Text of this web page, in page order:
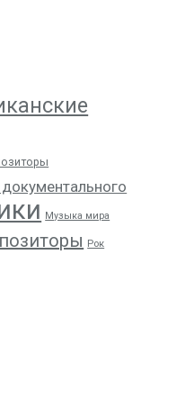
Музыка мира
Рок